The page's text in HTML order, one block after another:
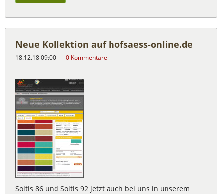
Neue Kollektion auf hofsaess-online.de
18.12.18 09:00 0 Kommentare
Soltis 86 und Soltis 92 jetzt auch bei uns in unserem